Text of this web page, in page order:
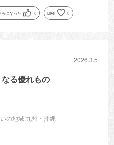
考になった 0 Like! 0
2026.3.5
る優れもの
の地域:九州・沖縄